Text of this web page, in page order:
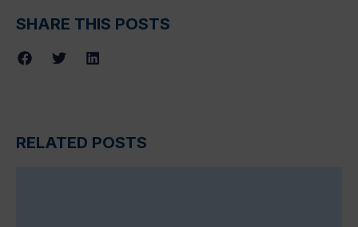
SHARE THIS POSTS
RELATED POSTS